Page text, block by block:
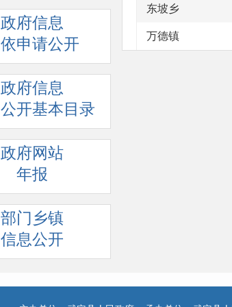
政府信息
依申请公开
政府信息
公开基本目录
政府网站
年报
部门乡镇
信息公开
东坡乡
万德镇